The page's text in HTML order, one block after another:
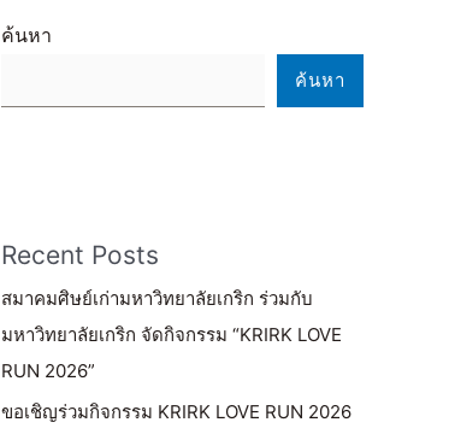
ค้นหา
ค้นหา
Recent Posts
สมาคมศิษย์เก่ามหาวิทยาลัยเกริก ร่วมกับ
มหาวิทยาลัยเกริก จัดกิจกรรม “KRIRK LOVE
RUN 2026”
ขอเชิญร่วมกิจกรรม KRIRK LOVE RUN 2026